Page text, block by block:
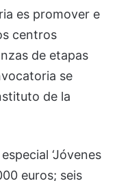
es promover e
centros
de etapas
se
de la
‘Jóvenes
euros; seis